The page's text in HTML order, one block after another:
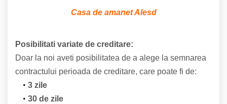
Casa de amanet Alesd
Posibilitati variate de creditare:
Doar la noi aveti posibilitatea de a alege la semnarea
contractului perioada de creditare, care poate fi de:
3 zile
30 de zile